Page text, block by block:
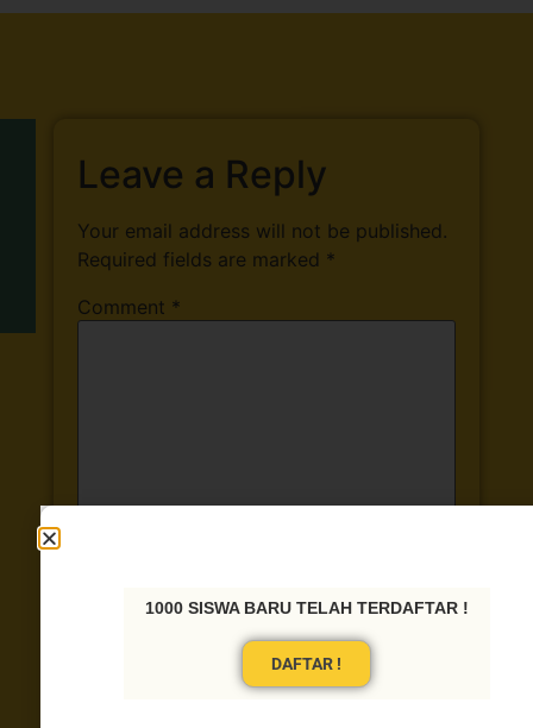
Leave a Reply
Your email address will not be published.
Required fields are marked *
Comment *
1000 SISWA BARU TELAH TERDAFTAR !
DAFTAR !